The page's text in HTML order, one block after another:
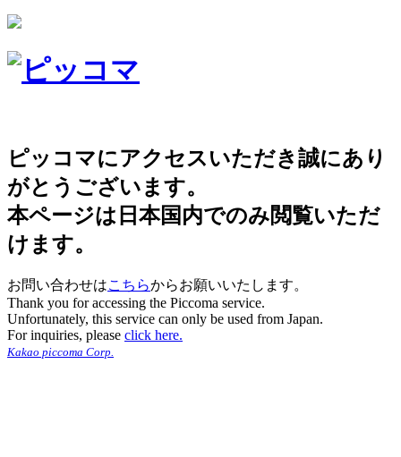
ピッコマにアクセスいただき誠にあり
がとうございます。
本ページは日本国内でのみ閲覧いただ
けます。
お問い合わせはこちらからお願いいたします。
Thank you for accessing the Piccoma service.
Unfortunately, this service can only be used from Japan.
For inquiries, please click here.
Kakao piccoma Corp.